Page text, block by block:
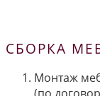
СБОРКА
Монтаж